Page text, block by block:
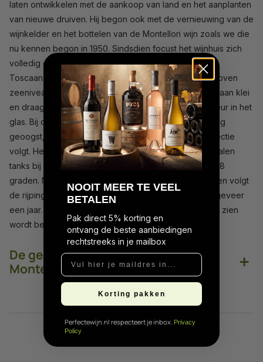
laten ontwikkelen met de aankoop van land en het aanplanten
van nieuwe druiven. Hij begon ook met de vernieuwing van de
wijnkelder en het bottelen van de Montellori wijn zoals we die
nu kennen begon in 1950. Sindsdien focust het wijnhuis zich
volledig om de productie van kwaliteitswijnen uit de
Toscaanse wijnregio. Op een hoogte van 150 meter boven
zeeniveau is de wijngaard te vinden. De bodem is rijk aan klei
en draagt bij aan de zuurgraad en de intens mooie kleur in het
glas. Bij optimale rijpheid worden de druiven zorgvuldig
geoogst, waarna er in de wijnmakerij een strenge selectie
volgt. Het sap ondergaat een fermentatie in roestvrijstalen
tanks bij een gecontroleerde temperatuur van 25 tot 28
graden. Na 20 dagen wordt de fermentatie afgerond en volgt
de rijping. Dit vindt plaats in houten vaten en duurt ongeveer
een jaar. De karakteristieke balans die deze Moro laat zien
wordt bereikt dankzij de flesrijping die hierop volgt.
De geur en smaak van Fattoria
Montellori Moro
+
NOOIT MEER TE VEEL
BETALEN
Pak direct 5% korting en
ontvang de beste aanbiedingen
rechtstreeks in je mailbox
Vul hier je maildres in...
Korting pakken
Perfectewijn.nl respecteert je inbox. Privacy
Policy